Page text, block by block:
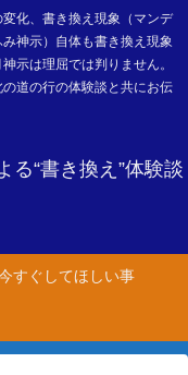
化、書き換え現象（マンデ
神示）自体も書き換え現象
示は理屈では判りません。
道の行の体験談と共にお伝
る“書き換え”体験談
すぐしてほしい事